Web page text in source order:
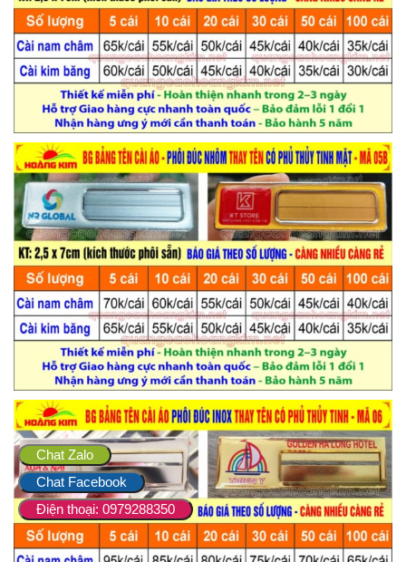
Chat Zalo
Chat Facebook
Điện thoại: 0979288350